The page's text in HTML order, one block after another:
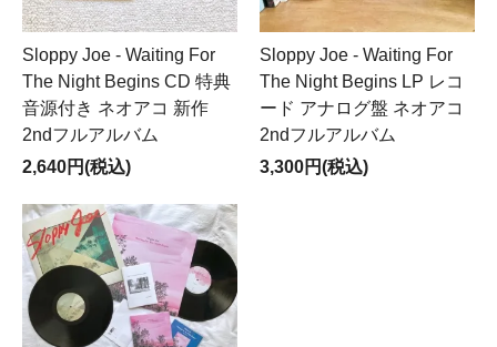
Sloppy Joe - Waiting For
The Night Begins CD 特典
音源付き ネオアコ 新作
2ndフルアルバム
2,640円(税込)
Sloppy Joe - Waiting For
The Night Begins LP レコ
ード アナログ盤 ネオアコ
2ndフルアルバム
3,300円(税込)